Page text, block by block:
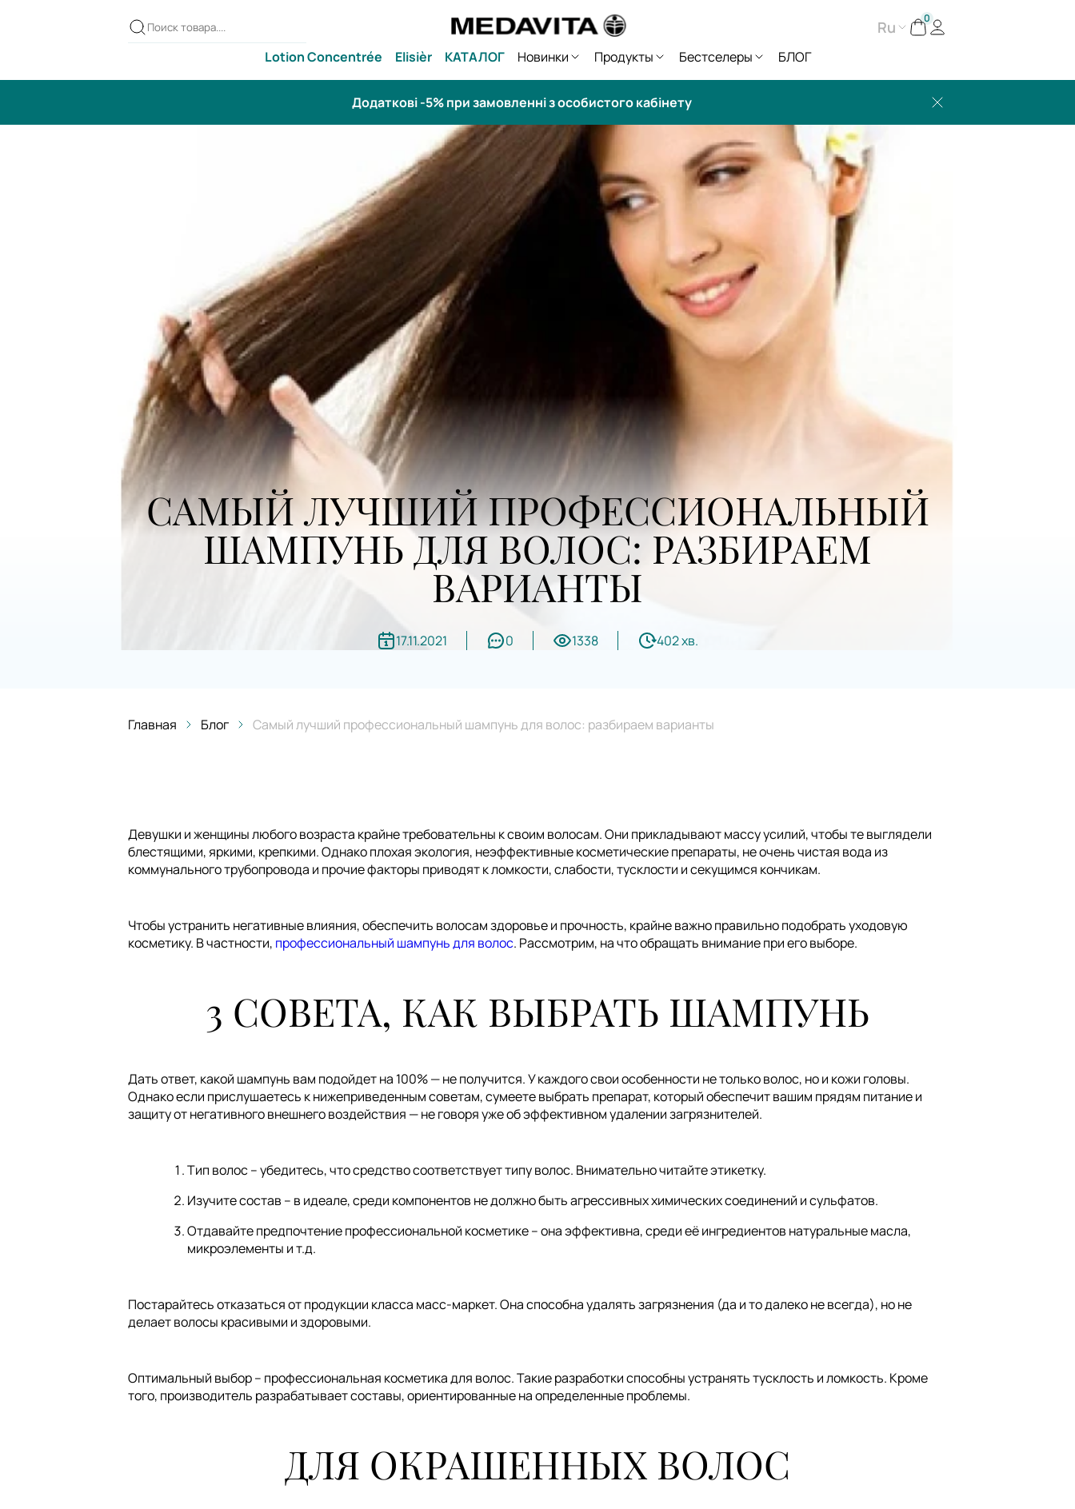
Ru 0
Lotion Concentrée Elisièr КАТАЛОГ Новинки Продукты Бестселеры БЛОГ
Додаткові -5% при замовленні з особистого кабінету
САМЫЙ ЛУЧШИЙ ПРОФЕССИОНАЛЬНЫЙ
ШАМПУНЬ ДЛЯ ВОЛОС: РАЗБИРАЕМ
ВАРИАНТЫ
17.11.2021 0 1338 402 хв.
Главная Блог Самый лучший профессиональный шампунь для волос: разбираем варианты
Девушки и женщины любого возраста крайне требовательны к своим волосам. Они прикладывают массу усилий, чтобы те выглядели
блестящими, яркими, крепкими. Однако плохая экология, неэффективные косметические препараты, не очень чистая вода из
коммунального трубопровода и прочие факторы приводят к ломкости, слабости, тусклости и секущимся кончикам.
Чтобы устранить негативные влияния, обеспечить волосам здоровье и прочность, крайне важно правильно подобрать уходовую
косметику. В частности, профессиональный шампунь для волос. Рассмотрим, на что обращать внимание при его выборе.
3 СОВЕТА, КАК ВЫБРАТЬ ШАМПУНЬ
Дать ответ, какой шампунь вам подойдет на 100% — не получится. У каждого свои особенности не только волос, но и кожи головы.
Однако если прислушаетесь к нижеприведенным советам, сумеете выбрать препарат, который обеспечит вашим прядям питание и
защиту от негативного внешнего воздействия — не говоря уже об эффективном удалении загрязнителей.
Тип волос – убедитесь, что средство соответствует типу волос. Внимательно читайте этикетку.
Изучите состав – в идеале, среди компонентов не должно быть агрессивных химических соединений и сульфатов.
Отдавайте предпочтение профессиональной косметике – она эффективна, среди её ингредиентов натуральные масла,
микроэлементы и т.д.
Постарайтесь отказаться от продукции класса масс-маркет. Она способна удалять загрязнения (да и то далеко не всегда), но не
делает волосы красивыми и здоровыми.
Оптимальный выбор – профессиональная косметика для волос. Такие разработки способны устранять тусклость и ломкость. Кроме
того, производитель разрабатывает составы, ориентированные на определенные проблемы.
ДЛЯ ОКРАШЕННЫХ ВОЛОС